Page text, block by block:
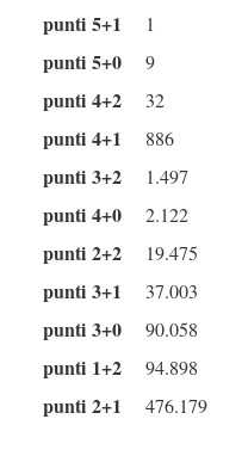
punti 5+1 1
punti 5+0 9
punti 4+2 32
punti 4+1 886
punti 3+2 1.497
punti 4+0 2.122
punti 2+2 19.475
punti 3+1 37.003
punti 3+0 90.058
punti 1+2 94.898
punti 2+1 476.179